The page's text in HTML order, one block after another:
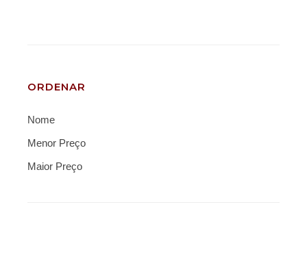
ORDENAR
Nome
Menor Preço
Maior Preço